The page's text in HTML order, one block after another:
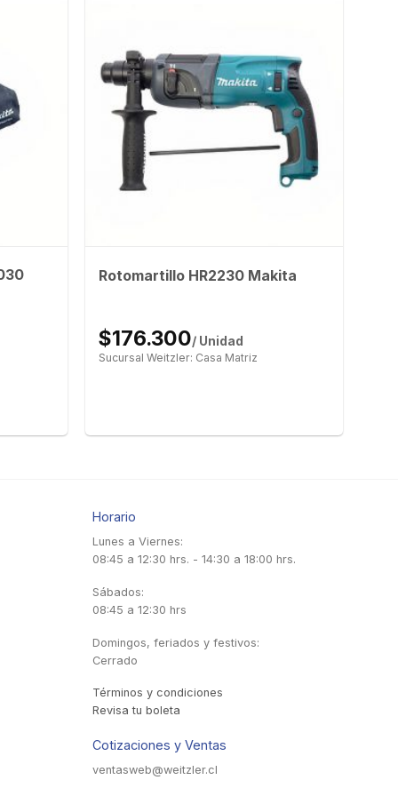
Rotomartillo HR2230 Makita
$176.300/ Unidad
Sucursal Weitzler: Casa Matriz
Horario
Lunes a Viernes:
08:45 a 12:30 hrs. - 14:30 a 18:00 hrs.
Sábados:
08:45 a 12:30 hrs
Domingos, feriados y festivos:
Cerrado
Términos y condiciones
Revisa tu boleta
Cotizaciones y Ventas
ventasweb@weitzler.cl